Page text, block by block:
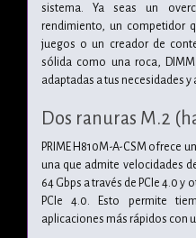
sistema. Ya seas un
rendimiento, un competidor
juegos o un creador de
sólida como una roca,
adaptadas a tus necesidades
Dos ranuras M.2
PRIME H810M-A-CSM ofrece
una que admite velocidades
64 Gbps a través de PCIe 4.0 y
PCIe 4.0. Esto permite
aplicaciones más rápidos con